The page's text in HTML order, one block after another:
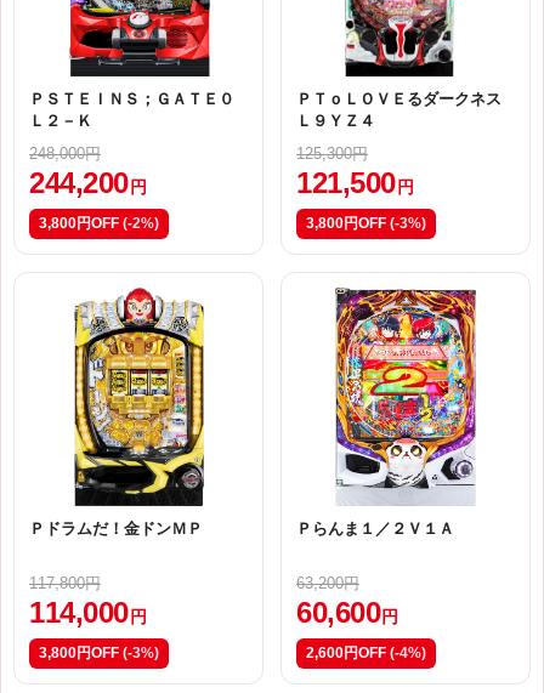
ＰＳＴＥＩＮＳ；ＧＡＴＥ０
Ｌ２－Ｋ
248,000円
244,200 円
3,800円OFF (-2%)
ＰＴｏＬＯＶＥるダークネス
Ｌ９ＹＺ４
125,300円
121,500 円
3,800円OFF (-3%)
Ｐドラムだ！金ドンＭＰ
117,800円
114,000 円
3,800円OFF (-3%)
Ｐらんま１／２Ｖ１Ａ
63,200円
60,600 円
2,600円OFF (-4%)